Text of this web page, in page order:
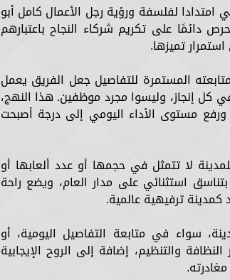
امتدادا لفلسفة ورؤية رجل الأعمال كامل أبو
دائمًا على تكريم شركاء النجاح باعتبارهم
تميزها.
المستمرة للتفاصيل جعل الفريق يعمل
كل إنجاز، وليسوا مجرد موظفين. هذا النهج،
ورفع مستوى الأداء اليومي إلى درجة أصبحت
لا تتمثل في حجمها أو عدد ألعابها أو
استثنائي على مدار العام، ويضع راحة
ترفيهية عالمية.
سواء في متابعة التفاصيل اليومية، أو
والتنظيم، إضافة إلى الروح الإيجابية